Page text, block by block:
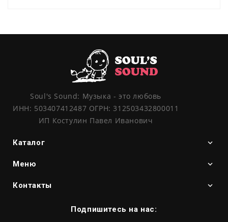
Soul's Sound: Музыка - это любовь
ИНН: 503407412487 ОГРН: 312503432800011
ИП Костулин Павел Иванович
Каталог
Меню
Контакты
Подпишитесь на нас: